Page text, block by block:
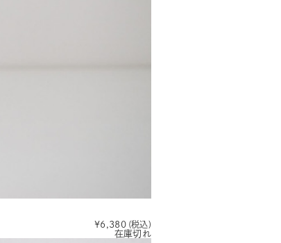
¥6,380 (税込)
在庫切れ